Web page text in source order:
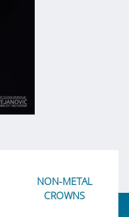
NON-METAL
CROWNS